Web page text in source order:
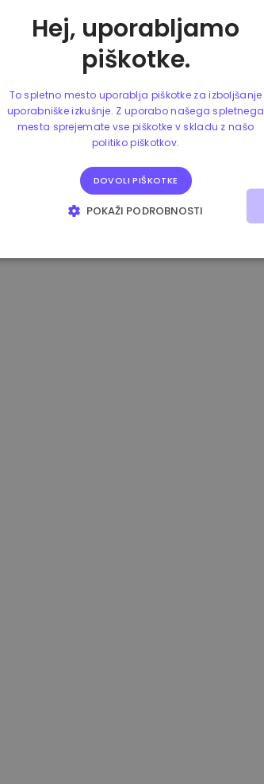
0.865650 € 0.00%
0.087241000 €
0.865673 € -0.10%
Hej, uporabljamo
piškotke.
To spletno mesto uporablja piškotke za izboljšanje
uporabniške izkušnje. Z uporabo našega spletnega
mesta sprejemate vse piškotke v skladu z našo
politiko piškotkov.
DOVOLI PIŠKOTKE
POKAŽI PODROBNOSTI